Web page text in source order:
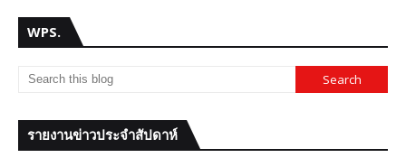
WPS.
รายงานข่าวประจำสัปดาห์